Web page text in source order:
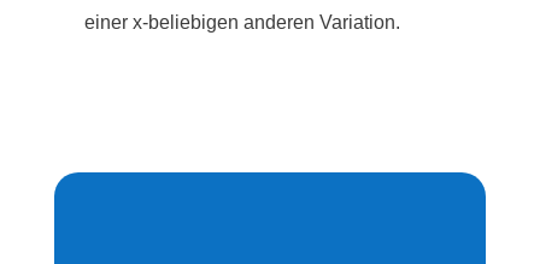
einer x-beliebigen anderen Variation.